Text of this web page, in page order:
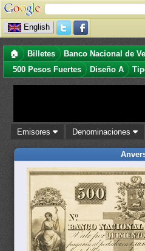
English
🏠 Billetes Banco Nacional de
500 Pesos Fuertes
Diseño A
Emisores Denominaciones